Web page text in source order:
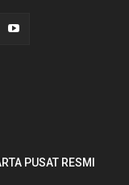
PUSAT RESMI